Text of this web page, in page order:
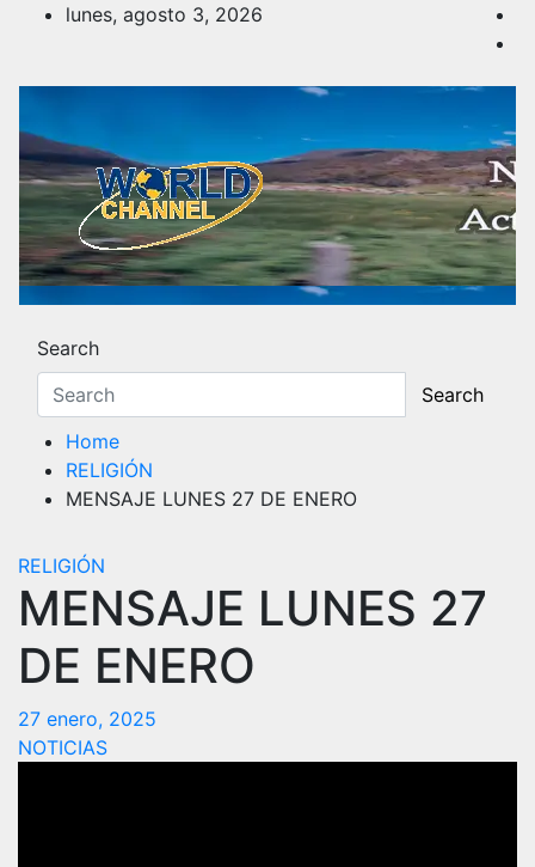
lunes, agosto 3, 2026
Noticias y Actualidad
Search
Search
Home
RELIGIÓN
MENSAJE LUNES 27 DE ENERO
RELIGIÓN
MENSAJE LUNES 27
DE ENERO
27 enero, 2025
NOTICIAS